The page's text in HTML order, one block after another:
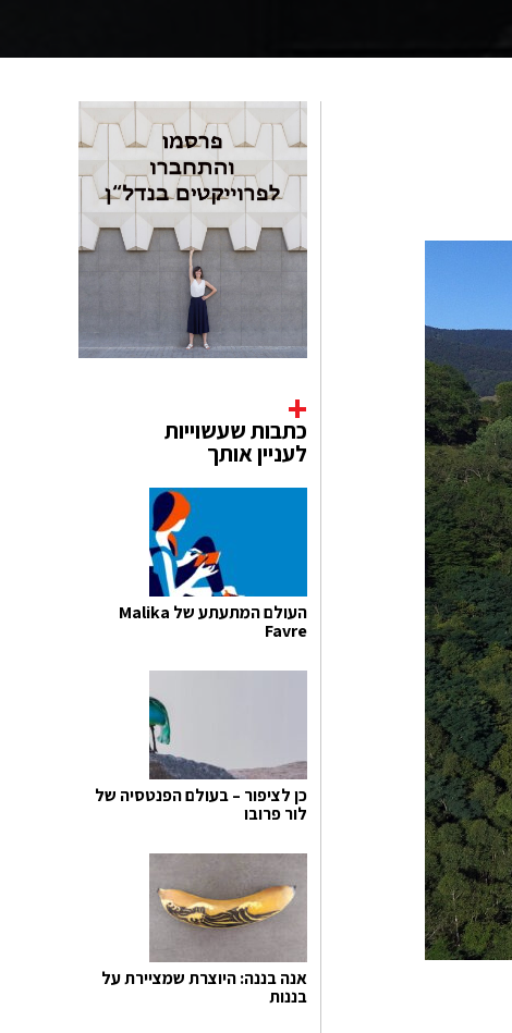
כתבות שעשוייות
לעניין אותך
העולם המתעתע של Malika
Favre
כן לציפור – בעולם הפנטסיה של
לור פרובו
אנה בננה: היוצרת שמציירת על
בננות